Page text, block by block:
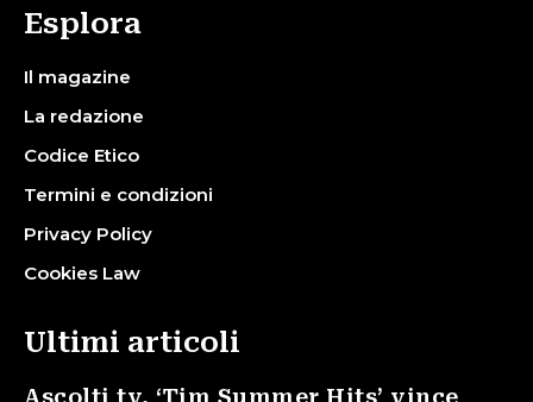
Esplora
Il magazine
La redazione
Codice Etico
Termini e condizioni
Privacy Policy
Cookies Law
Ultimi articoli